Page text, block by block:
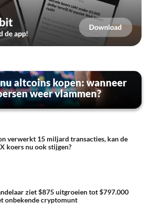
altcoins kopen: wanneer
weer vlammen?
verwerkt 15 miljard transacties, kan de
koers nu ook stijgen?
ziet $875 uitgroeien tot $797.000
onbekende cryptomunt